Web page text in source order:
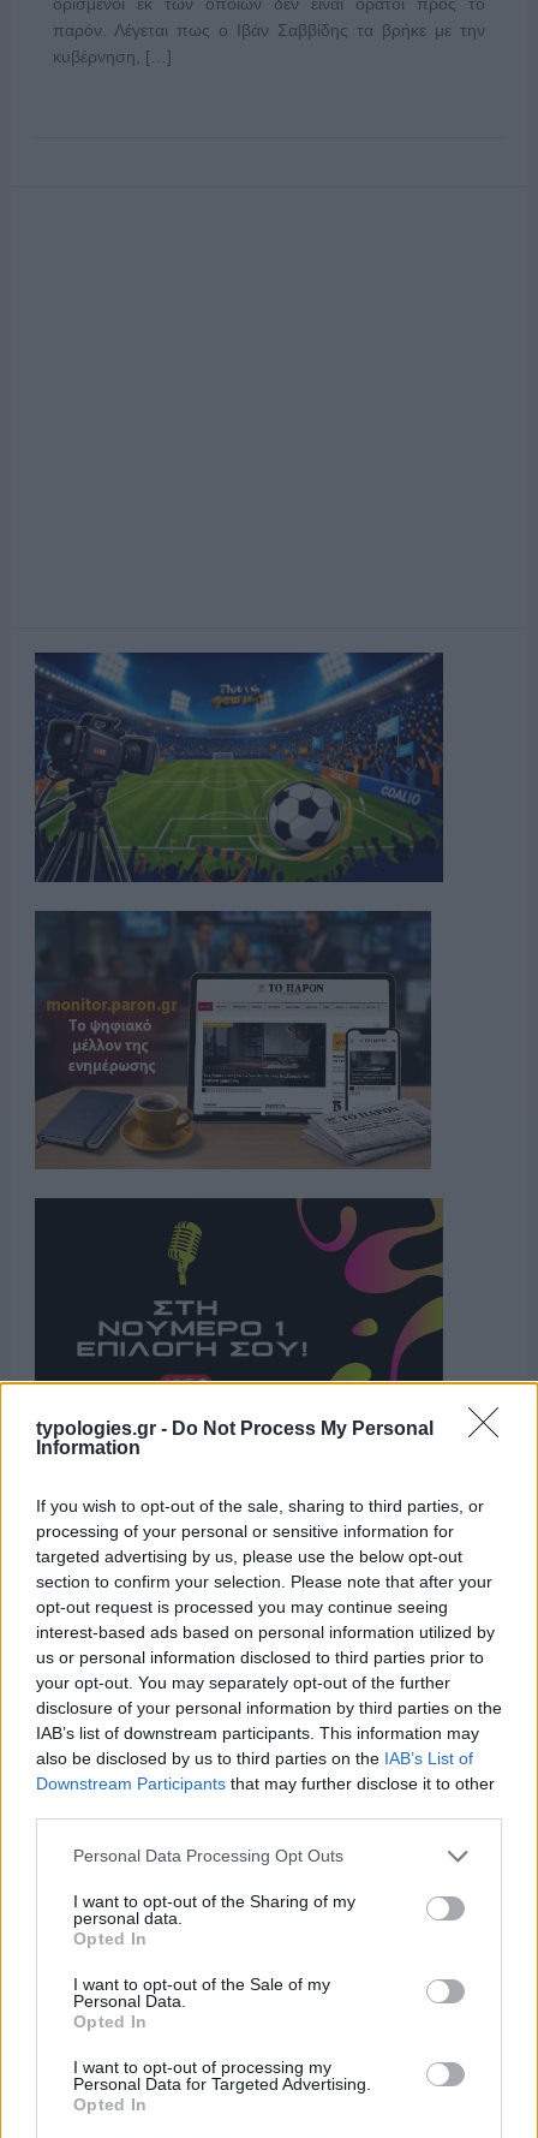
typologies.gr - Do Not Process My Personal
Information
If you wish to opt-out of the sale, sharing to third parties, or
processing of your personal or sensitive information for
targeted advertising by us, please use the below opt-out
section to confirm your selection. Please note that after your
opt-out request is processed you may continue seeing
interest-based ads based on personal information utilized by
us or personal information disclosed to third parties prior to
your opt-out. You may separately opt-out of the further
disclosure of your personal information by third parties on the
IAB’s list of downstream participants. This information may
also be disclosed by us to third parties on the IAB’s List of
Downstream Participants that may further disclose it to other
Please note that this website/app uses one or more Google
not limited to your visit or usage behaviour. You may click to
grant or deny consent to Google and its third-party tags to
use your data for below specified purposes in below Google
consent section.
Personal Data Processing Opt Outs
I want to opt-out of the Sharing of my
personal data.
Opted In
I want to opt-out of the Sale of my
Personal Data.
Opted In
I want to opt-out of processing my
Personal Data for Targeted Advertising.
Opted In
ορισμένοι εκ των οποίων δεν είναι ορατοί προς το
παρόν. Λέγεται πως ο Ιβάν Σαββίδης τα βρήκε με την
κυβέρνηση, […]
Οι άνθρωποι, οι αυθεντικές ιστορίες,
το ελληνικό καλοκαίρι και ένας
πολιτισμός που μας ενώνει κάθε μέρα.
ΟΣΑ ΧΡΕΙΑΖΕΣΑΙ